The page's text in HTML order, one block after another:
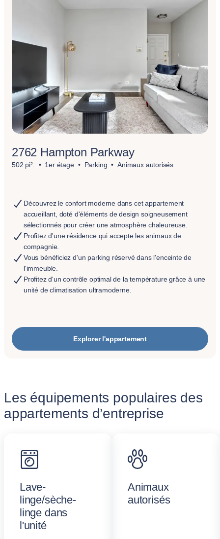
2762 Hampton Parkway
502 pi². 1er étage Parking Animaux autorisés
Découvrez le confort moderne dans cet appartement
accueillant, doté d'éléments de design soigneusement
sélectionnés pour créer une atmosphère chaleureuse.
Profitez d'une résidence qui accepte les animaux de
compagnie.
Vous bénéficiez d'un parking réservé dans l'enceinte de
l'immeuble.
Profitez d'un contrôle optimal de la température grâce à une
unité de climatisation ultramoderne.
Explorer l'appartement
Les équipements populaires des
appartements d’entreprise
Lave-
linge/sèche-
linge dans
l'unité
Animaux
autorisés